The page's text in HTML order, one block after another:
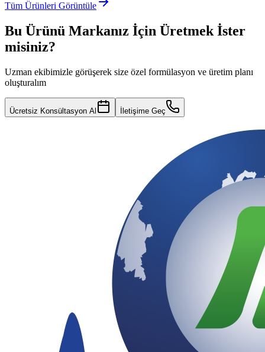
Tüm Ürünleri Görüntüle
Bu Ürünü Markanız İçin Üretmek İster
misiniz?
Uzman ekibimizle görüşerek size özel formülasyon ve üretim planı
oluşturalım
Ücretsiz Konsültasyon Al İletişime Geç